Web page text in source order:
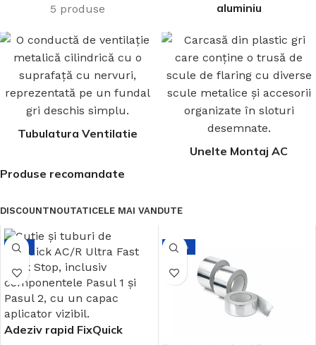
5 produse
aluminiu
Tubulatura Ventilatie
Unelte Montaj AC
Produse recomandate
DISCOUNTNOUTATICELE MAI VANDUTE
-6%
Adeziv rapid FixQuick
-19%